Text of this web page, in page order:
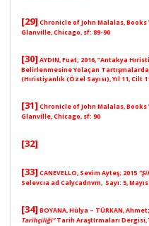
[29] Chronicle of John Malalas, Books
Glanville, Chicago, sf: 89-90
[30] AYDIN, Fuat; 2016, “Antakya
Belirlenmesine Yolaçan
(Hıristiyanlık (Özel Sayısı), Yıl 11, Cilt
[31] Chronicle of John Malalas, Books
Glanville, Chicago, sf: 90
[32]
[33] CANEVELLO, Sevim Ayteş; 2015 “
Selevcıa ad Calycadnvm, Sayı: 5, Mayıs
[34] BOYANA, Hülya – TÜRKAN, Ahmet;
Tarihçiliği”Tarih AraştIrmaları Dergisi,